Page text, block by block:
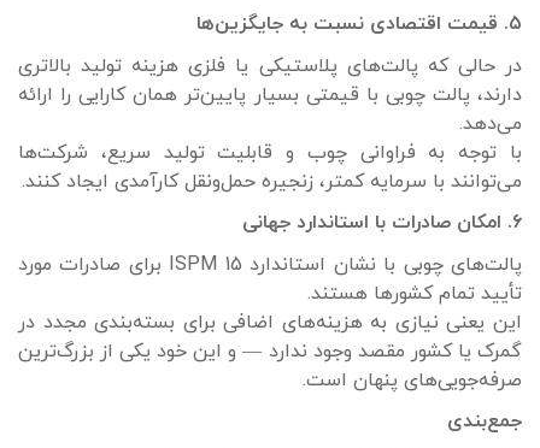
۵. قیمت اقتصادی نسبت به جایگزین‌ها
در حالی که پالت‌های پلاستیکی یا فلزی هزینه تولید بالاتری
دارند، پالت چوبی با قیمتی بسیار پایین‌تر همان کارایی را ارائه
می‌دهد.
با توجه به فراوانی چوب و قابلیت تولید سریع، شرکت‌ها
می‌توانند با سرمایه کمتر، زنجیره حمل‌ونقل کارآمدی ایجاد کنند.
۶. امکان صادرات با استاندارد جهانی
پالت‌های چوبی با نشان استاندارد ISPM 15 برای صادرات مورد
تأیید تمام کشورها هستند.
این یعنی نیازی به هزینه‌های اضافی برای بسته‌بندی مجدد در
گمرک یا کشور مقصد وجود ندارد — و این خود یکی از بزرگ‌ترین
صرفه‌جویی‌های پنهان است.
جمع‌بندی